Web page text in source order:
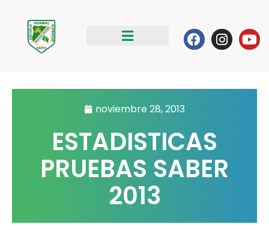
contenido
Facebook
noviembre 28, 2013
ESTADISTICAS
PRUEBAS SABER
2013